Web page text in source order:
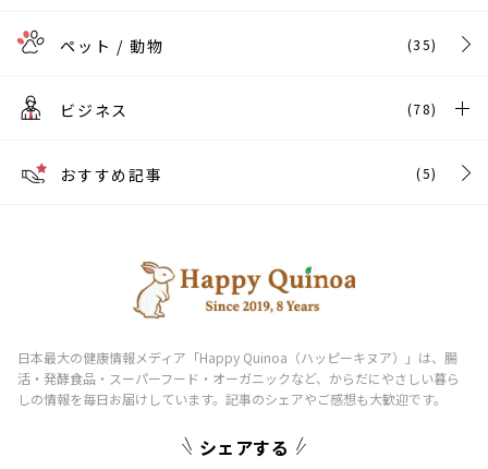
ペット / 動物 (35)
ビジネス (78)
おすすめ記事 (5)
シェアする